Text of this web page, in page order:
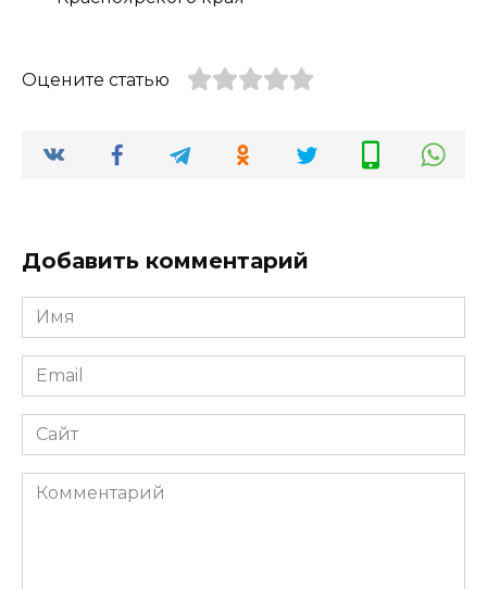
Оцените статью
Добавить комментарий
Имя
*
Email
*
Сайт
Комментарий